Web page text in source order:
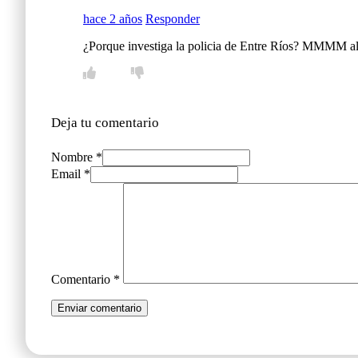
hace 2 años Responder
¿Porque investiga la policia de Entre Ríos? MMMM
Deja tu comentario
Nombre *
Email *
Comentario *